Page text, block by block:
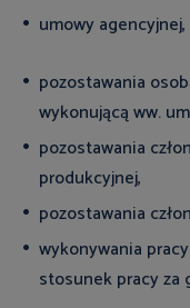
umowy agencyjnej,
pozostawania
wykonującą ww.
pozostawania
produkcyjnej,
pozostawania
wykonywania
stosunek pracy za